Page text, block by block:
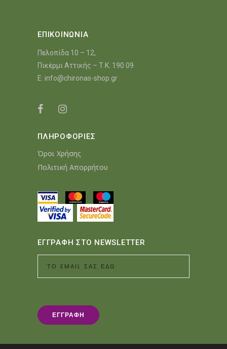
ΕΠΙΚΟΙΝΩΝΙΑ
Πελοπίδα 10 – 12,
Πικέρμι Αττικής – Τ.Κ. 190 09
E: info@chironas-shop.gr
ΠΛΗΡΟΦΟΡΙΕΣ
Όροι Χρήσης
Πολιτική Απορρήτου
ΕΓΓΡΑΦΗ ΣΤΟ NEWSLETTER